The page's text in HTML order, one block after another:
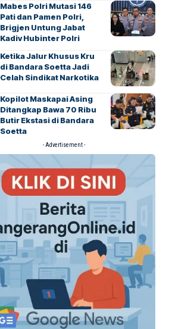
Mabes Polri Mutasi 146
Pati dan Pamen Polri,
Brigjen Untung Jabat
Kadiv Hubinter Polri
Ketika Jalur Khusus Kru
di Bandara Soetta Jadi
Celah Sindikat Narkotika
Kopilot Maskapai Asing
Ditangkap Bawa 70 Ribu
Butir Ekstasi di Bandara
Soetta
- Advertisement -